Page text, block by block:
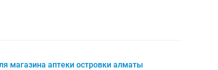
магазина аптеки островки алматы